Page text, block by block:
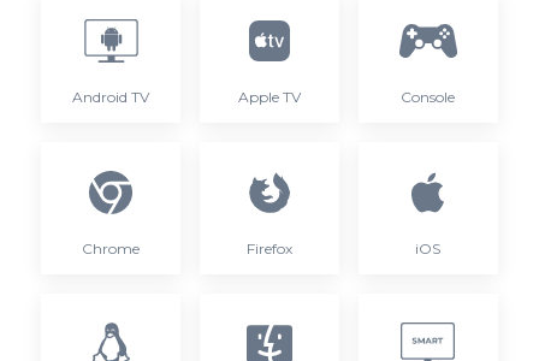
Android TV Apple TV Console
Chrome Firefox iOS